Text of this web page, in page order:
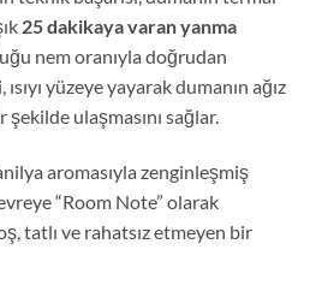
25 dakikaya varan yanma
nem oranıyla doğrudan
yüzeye yayarak dumanın ağız
ulaşmasını sağlar.
aromasıyla zenginleşmiş
“Room Note” olarak
tatlı ve rahatsız etmeyen bir